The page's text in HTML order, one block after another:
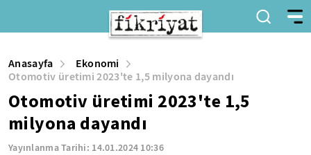
Anasayfa
Ekonomi
Otomotiv üretimi 2023'te 1,5 milyona dayandı
Otomotiv üretimi 2023'te 1,5
milyona dayandı
Yayınlanma Tarihi: 14.01.2024 10:36